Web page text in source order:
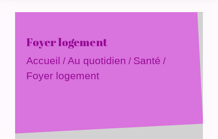
Foyer logement
Accueil / Au quotidien / Santé /
Foyer logement